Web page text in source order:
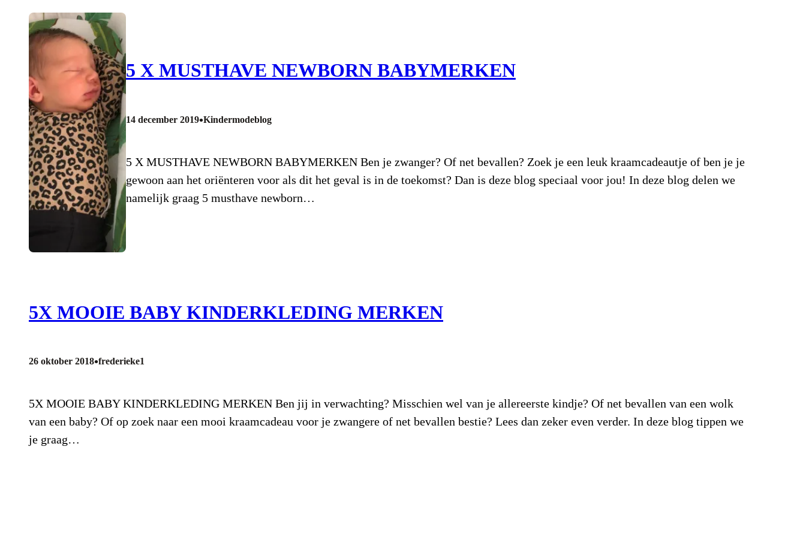
5 X MUSTHAVE NEWBORN BABYMERKEN
14 december 2019•Kindermodeblog
5 X MUSTHAVE NEWBORN BABYMERKEN Ben je zwanger? Of net bevallen? Zoek je een leuk kraamcadeautje of ben je je
gewoon aan het oriënteren voor als dit het geval is in de toekomst? Dan is deze blog speciaal voor jou! In deze blog delen we
namelijk graag 5 musthave newborn…
5X MOOIE BABY KINDERKLEDING MERKEN
26 oktober 2018•frederieke1
5X MOOIE BABY KINDERKLEDING MERKEN Ben jij in verwachting? Misschien wel van je allereerste kindje? Of net bevallen van een wolk
van een baby? Of op zoek naar een mooi kraamcadeau voor je zwangere of net bevallen bestie? Lees dan zeker even verder. In deze blog tippen we
je graag…